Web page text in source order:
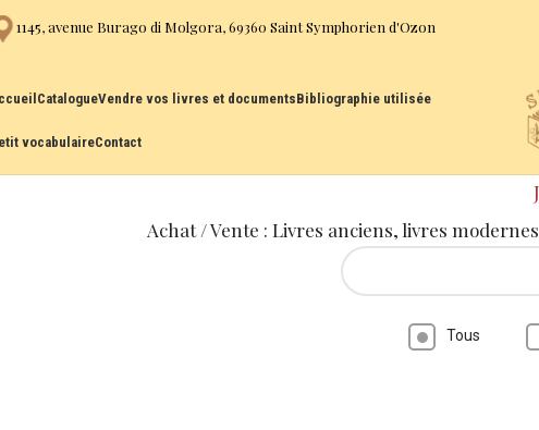
1145, avenue Burago di Molgora, 69360 Saint Symphorien d'Ozon
CatalogueVendre vos livres et documentsBibliographie utilisée
vocabulaireContact
Achat / Vente : Livres anciens, livres
Tous